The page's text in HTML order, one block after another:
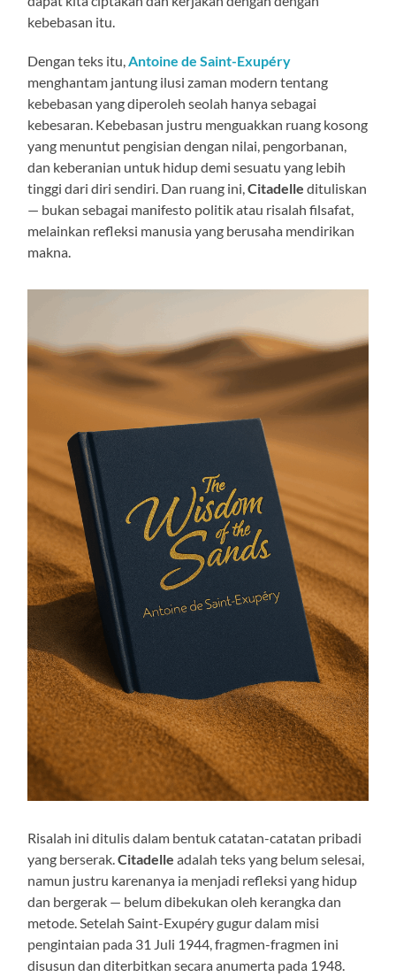
kebebasan itu.
Dengan teks itu,Antoine de Saint-Exupéry
menghantam jantung ilusi zaman modern tentang
kebebasan yang diperoleh seolah hanya sebagai
kebesaran. Kebebasan justru menguakkan ruang kosong
yang menuntut pengisian dengan nilai, pengorbanan,
dan keberanian untuk hidup demi sesuatu yang lebih
tinggi dari diri sendiri. Dan ruang ini,Citadelle dituliskan
— bukan sebagai manifesto politik atau risalah filsafat,
melainkan refleksi manusia yang berusaha mendirikan
makna.
Risalah ini ditulis dalam bentuk catatan-catatan pribadi
yang berserak.Citadelle adalah teks yang belum selesai,
namun justru karenanya ia menjadi refleksi yang hidup
dan bergerak — belum dibekukan oleh kerangka dan
metode. Setelah Saint-Exupéry gugur dalam misi
pengintaian pada 31 Juli 1944, fragmen-fragmen ini
disusun dan diterbitkan secara anumerta pada 1948.